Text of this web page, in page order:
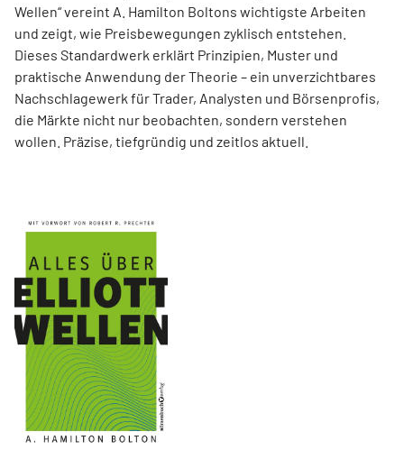
Wellen“ vereint A. Hamilton Boltons wichtigste Arbeiten
und zeigt, wie Preisbewegungen zyklisch entstehen.
Dieses Standardwerk erklärt Prinzipien, Muster und
praktische Anwendung der Theorie – ein unverzichtbares
Nachschlagewerk für Trader, Analysten und Börsenprofis,
die Märkte nicht nur beobachten, sondern verstehen
wollen. Präzise, tiefgründig und zeitlos aktuell.